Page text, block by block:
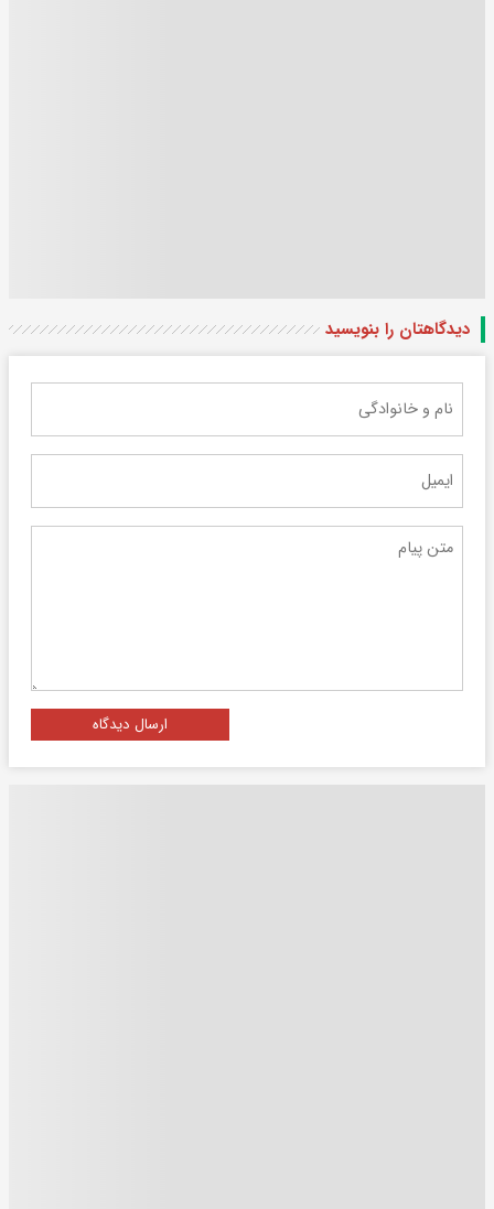
دیدگاهتان را بنویسید
ارسال دیدگاه